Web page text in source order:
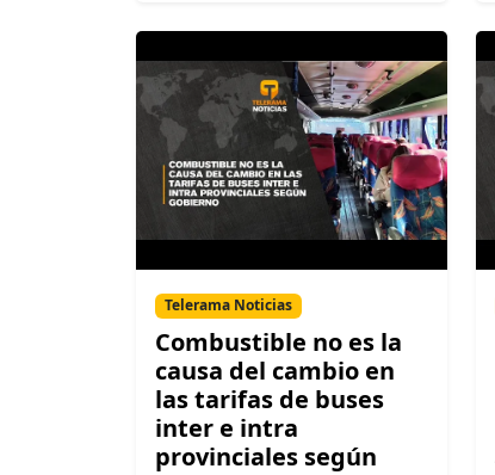
Telerama Noticias
Combustible no es la
causa del cambio en
las tarifas de buses
inter e intra
provinciales según